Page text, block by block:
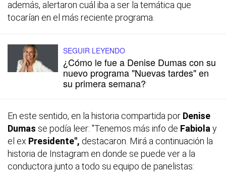
además, alertaron cuál iba a ser la temática que
tocarían en el más reciente programa.
SEGUIR LEYENDO
¿Cómo le fue a Denise Dumas con su
nuevo programa "Nuevas tardes" en
su primera semana?
En este sentido, en la historia compartida por Denise
Dumas se podía leer: "Tenemos más info de Fabiola y
el ex Presidente", destacaron. Mirá a continuación la
historia de Instagram en donde se puede ver a la
conductora junto a todo su equipo de panelistas: